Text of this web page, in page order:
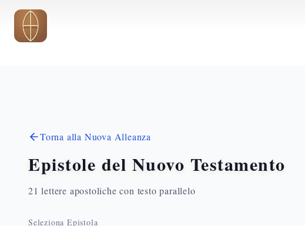
Vai al contenuto principale
Torna alla Nuova Alleanza
Epistole del Nuovo Testamento
21 lettere apostoliche con testo parallelo
Seleziona Epistola